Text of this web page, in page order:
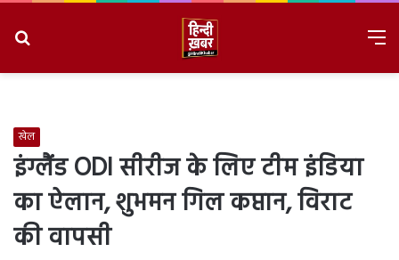
खेल
इंग्लैंड ODI सीरीज के लिए टीम इंडिया
का ऐलान, शुभमन गिल कप्तान, विराट
की वापसी